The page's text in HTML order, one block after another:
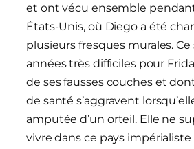
et ont vécu ensemble
États-Unis, où Diego a été
plusieurs fresques murales.
années très difficiles pour
de ses fausses couches et
de santé s’aggravent
amputée d’un orteil. Elle ne
vivre dans ce pays impérialiste